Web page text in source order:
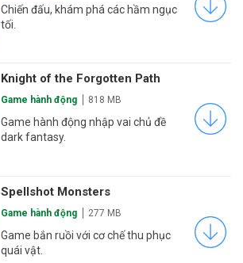
Chiến đấu, khám phá các hầm ngục
tối.
Knight of the Forgotten Path
Game hành động 818 MB
Game hành động nhập vai chủ đề
dark fantasy.
Spellshot Monsters
Game hành động 277 MB
Game bắn ruồi với cơ chế thu phục
quái vật.